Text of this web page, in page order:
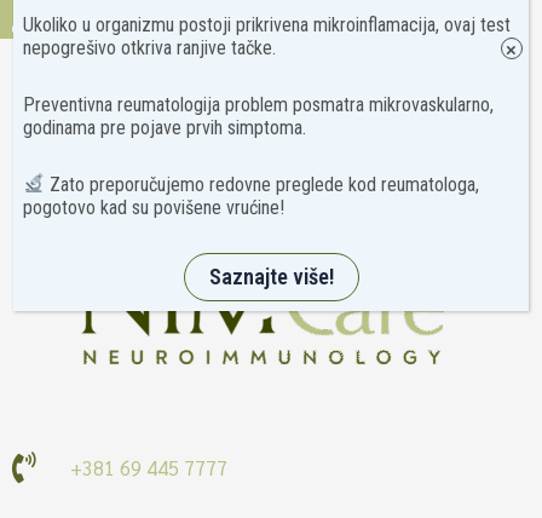
+381 69 445 7777
Ukoliko u organizmu postoji prikrivena mikroinflamacija, ovaj test
nepogrešivo otkriva ranjive tačke.
Preventivna reumatologija problem posmatra mikrovaskularno,
godinama pre pojave prvih simptoma.
Zato preporučujemo redovne preglede kod reumatologa,
pogotovo kad su povišene vrućine!
Saznajte više!
×